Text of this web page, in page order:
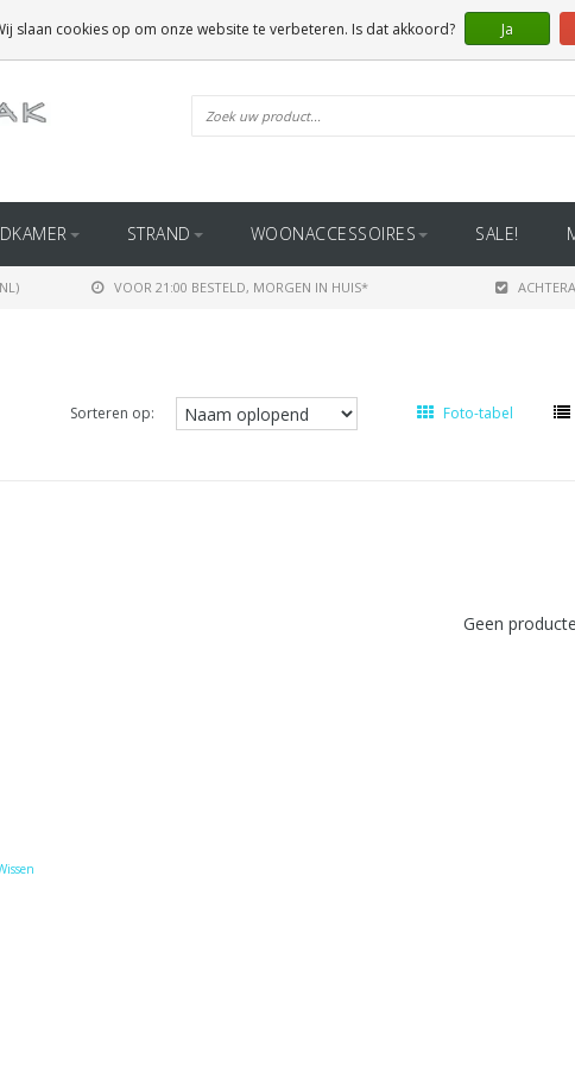
STRAND WOONACCESSOIRES SALE!
VOOR 21:00 BESTELD, MORGEN IN HUIS*
Sorteren op: Foto-tabel
Geen
slaan cookies op om onze website te verbeteren. Is dat akkoord? Ja